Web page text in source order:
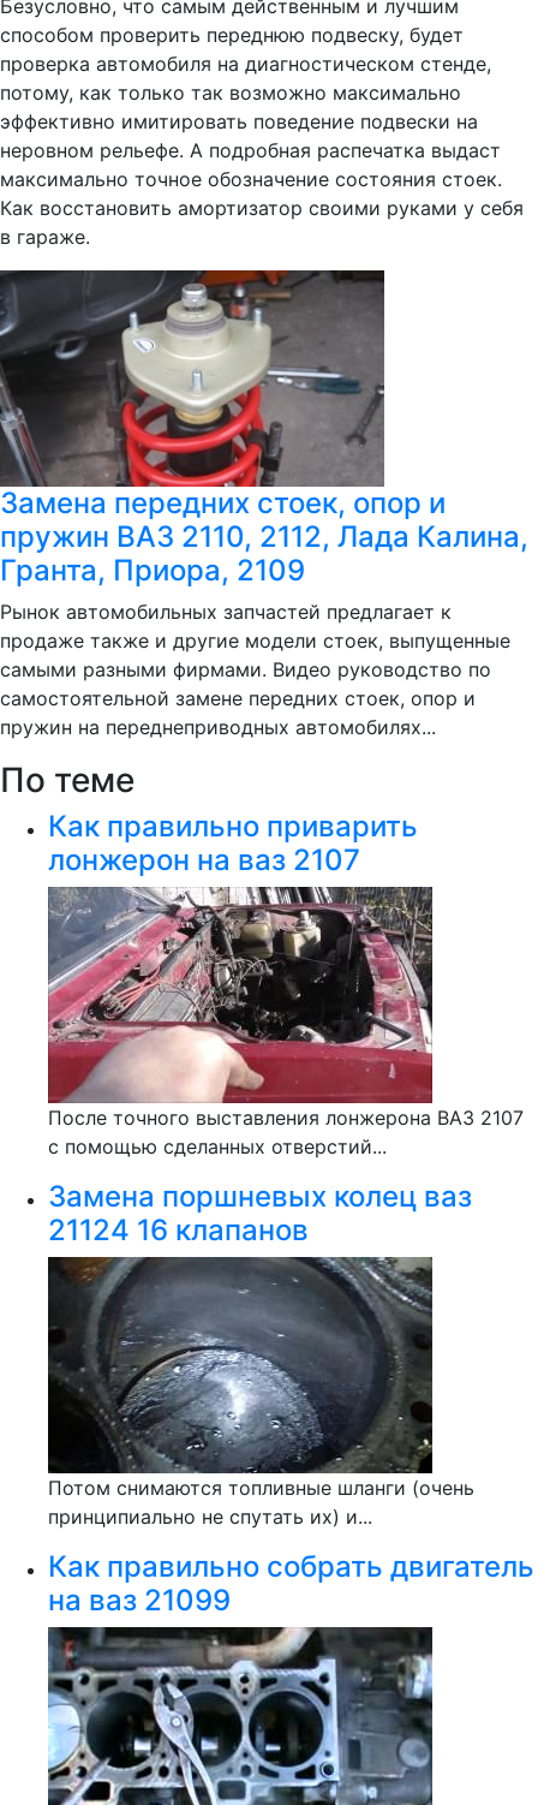
Безусловно, что самым действенным и лучшим
способом проверить переднюю подвеску, будет
проверка автомобиля на диагностическом стенде,
потому, как только так возможно максимально
эффективно имитировать поведение подвески на
неровном рельефе. А подробная распечатка выдаст
максимально точное обозначение состояния стоек.
Как восстановить амортизатор своими руками у себя
в гараже.
Замена передних стоек, опор и
пружин ВАЗ 2110, 2112, Лада Калина,
Гранта, Приора, 2109
Рынок автомобильных запчастей предлагает к
продаже также и другие модели стоек, выпущенные
самыми разными фирмами. Видео руководство по
самостоятельной замене передних стоек, опор и
пружин на переднеприводных автомобилях...
По теме
Как правильно приварить
лонжерон на ваз 2107
После точного выставления лонжерона ВАЗ 2107
с помощью сделанных отверстий...
Замена поршневых колец ваз
21124 16 клапанов
Потом снимаются топливные шланги (очень
принципиально не спутать их) и...
Как правильно собрать двигатель
на ваз 21099